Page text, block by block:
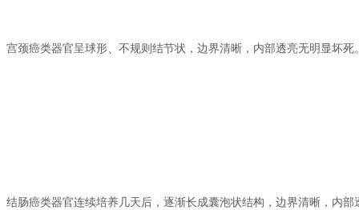
宫颈癌类器官呈球形、不规则结节状，边界清晰，内部透亮无明显坏死。
结肠癌类器官连续培养几天后，逐渐长成囊泡状结构，边界清晰，内部